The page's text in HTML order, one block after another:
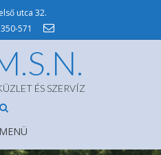
utca 32.
571
ÉS SZERVÍZ
MENÜ